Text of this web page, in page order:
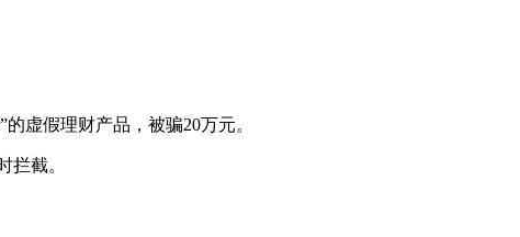
的虚假理财产品，被骗20万元。
拦截。